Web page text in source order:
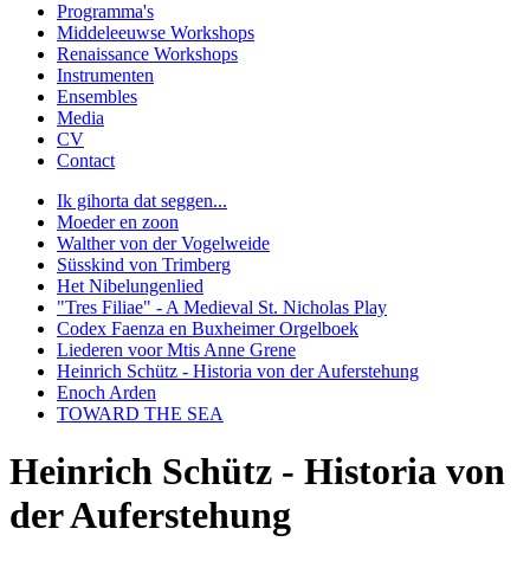
Programma's
Middeleeuwse Workshops
Renaissance Workshops
Instrumenten
Ensembles
Media
CV
Contact
Ik gihorta dat seggen...
Moeder en zoon
Walther von der Vogelweide
Süsskind von Trimberg
Het Nibelungenlied
"Tres Filiae" - A Medieval St. Nicholas Play
Codex Faenza en Buxheimer Orgelboek
Liederen voor Mtis Anne Grene
Heinrich Schütz - Historia von der Auferstehung
Enoch Arden
TOWARD THE SEA
Heinrich Schütz - Historia von
der Auferstehung